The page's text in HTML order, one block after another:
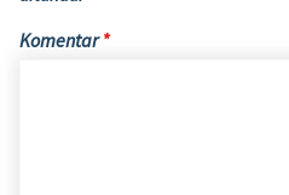
Komentar*